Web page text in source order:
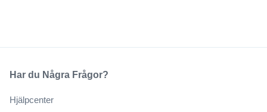
Har du Några Frågor?
Hjälpcenter